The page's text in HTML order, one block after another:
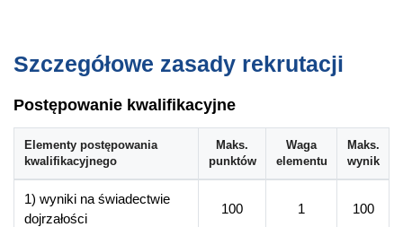
Szczegółowe zasady rekrutacji
Postępowanie kwalifikacyjne
Elementy postępowania
kwalifikacyjnego
Maks.
punktów
Waga
elementu
Maks.
wynik
1) wyniki na świadectwie
dojrzałości
100 1 100